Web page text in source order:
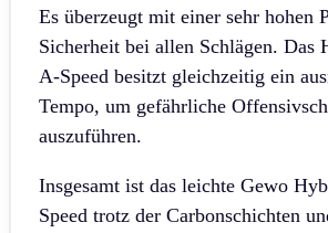
Es überzeugt mit einer sehr hohen
Sicherheit bei allen Schlägen. Das
A-Speed besitzt gleichzeitig ein
Tempo, um gefährliche
auszuführen.
Insgesamt ist das leichte Gewo
Speed trotz der Carbonschichten